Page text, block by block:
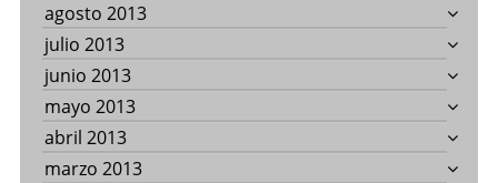
agosto 2013
julio 2013
junio 2013
mayo 2013
abril 2013
marzo 2013